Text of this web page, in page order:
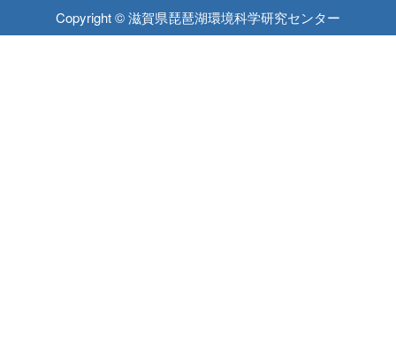
Copyright © 滋賀県琵琶湖環境科学研究センター